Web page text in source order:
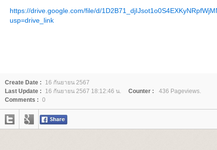
https://drive.google.com/file/d/
usp=drive_link
Create Date :
16 กันยายน 2567
Last Update :
16 กันยายน 2567 18:12:46 น. Counter :
436 Pageviews.
Comments : 0